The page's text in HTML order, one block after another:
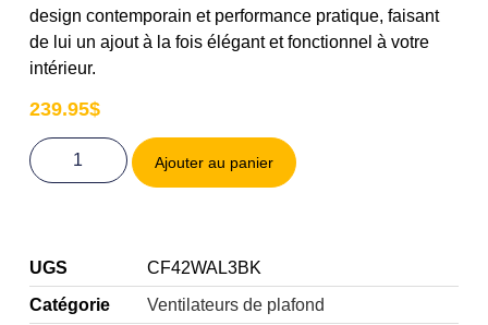
design contemporain et performance pratique, faisant
de lui un ajout à la fois élégant et fonctionnel à votre
intérieur.
239.95$
Ajouter au panier
UGS
CF42WAL3BK
Catégorie
Ventilateurs de plafond